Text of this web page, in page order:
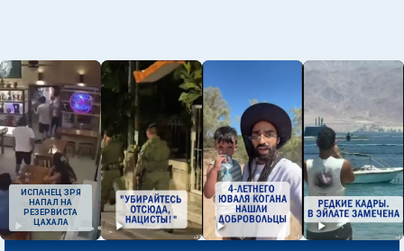
ИСПАНЕЦ ЗРЯ
НАПАЛ НА
РЕЗЕРВИСТА
ЦАХАЛА